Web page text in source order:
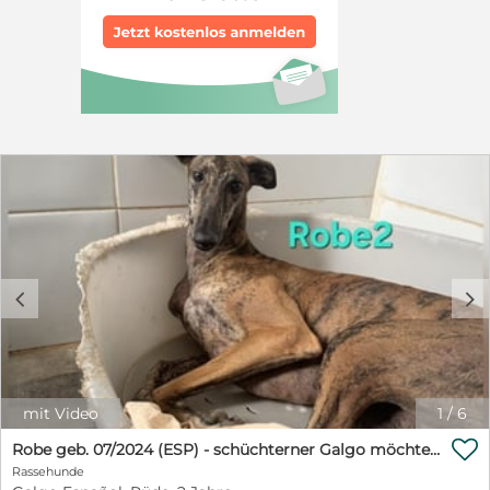
erfolgreich war.
1 /6
c d
mit Video
Robe geb. 07/2024 (ESP) - schüchterner Galgo möchte endlich sein Potenzial leben!
Rassehunde
